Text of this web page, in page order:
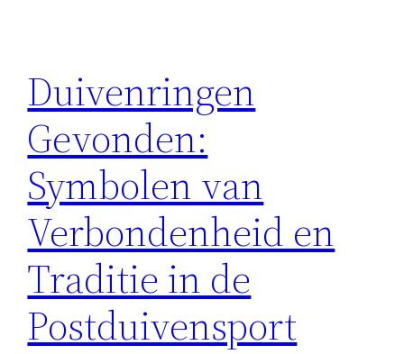
Duivenringen
Gevonden:
Symbolen van
Verbondenheid en
Traditie in de
Postduivensport